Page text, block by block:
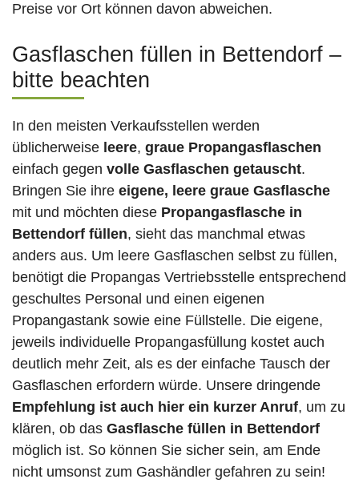
Preise vor Ort können davon abweichen.
Gasflaschen füllen in Bettendorf –
bitte beachten
In den meisten Verkaufsstellen werden
üblicherweise leere, graue Propangasflaschen
einfach gegen volle Gasflaschen getauscht.
Bringen Sie ihre eigene, leere graue Gasflasche
mit und möchten diese Propangasflasche in
Bettendorf füllen, sieht das manchmal etwas
anders aus. Um leere Gasflaschen selbst zu füllen,
benötigt die Propangas Vertriebsstelle entsprechend
geschultes Personal und einen eigenen
Propangastank sowie eine Füllstelle. Die eigene,
jeweils individuelle Propangasfüllung kostet auch
deutlich mehr Zeit, als es der einfache Tausch der
Gasflaschen erfordern würde. Unsere dringende
Empfehlung ist auch hier ein kurzer Anruf, um zu
klären, ob das Gasflasche füllen in Bettendorf
möglich ist. So können Sie sicher sein, am Ende
nicht umsonst zum Gashändler gefahren zu sein!